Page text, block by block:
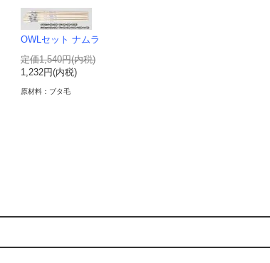
OWLセット ナムラ
定価1,540円(内税)
1,232円(内税)
原材料：ブタ毛